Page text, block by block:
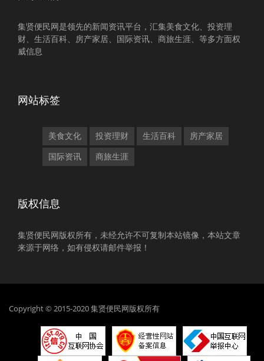
集贤便民网是领先的新闻资讯平台，汇集美食文化、投资理
财、生活百科、房产家居、国际资讯、商旅生涯、等多方面权
威信息
网站标签
美食文化 投资理财 生活百科 房产家居
国际资讯 商旅生涯
版权信息
集贤便民网版权所有，未经允许不可复制本站镜像，本站文章
来源于网络，如有侵权请邮件举报！
Copyright © 2015-2020 集贤便民网版权所有